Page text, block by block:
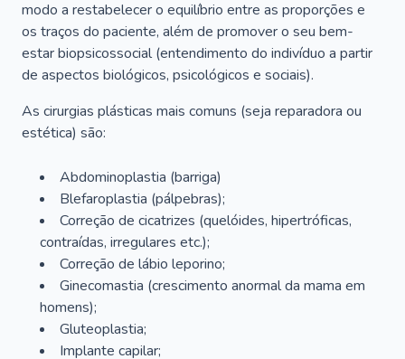
modo a restabelecer o equilíbrio entre as proporções e
os traços do paciente, além de promover o seu bem-
estar biopsicossocial (entendimento do indivíduo a partir
de aspectos biológicos, psicológicos e sociais).
As cirurgias plásticas mais comuns (seja reparadora ou
estética) são:
Abdominoplastia (barriga)
Blefaroplastia (pálpebras);
Correção de cicatrizes (quelóides, hipertróficas,
contraídas, irregulares etc.);
Correção de lábio leporino;
Ginecomastia (crescimento anormal da mama em
homens);
Gluteoplastia;
Implante capilar;